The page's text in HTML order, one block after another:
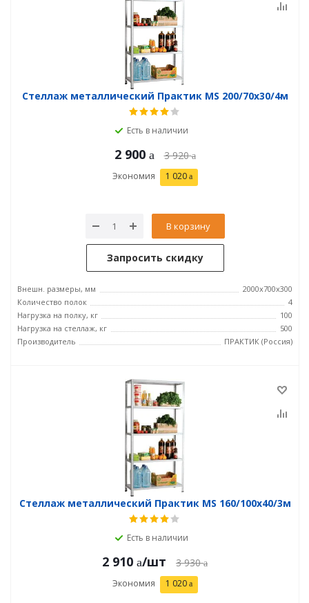
Стеллаж металлический Практик MS 200/70х30/4м
Есть в наличии
2 900 3 920
Экономия 1 020
В корзину
Запросить скидку
Внешн. размеры, мм
2000x700x300
Количество полок
4
Нагрузка на полку, кг
100
Нагрузка на стеллаж, кг
500
Производитель
ПРАКТИК (Россия)
Стеллаж металлический Практик MS 160/100х40/3м
Есть в наличии
2 910 /шт 3 930
Экономия 1 020